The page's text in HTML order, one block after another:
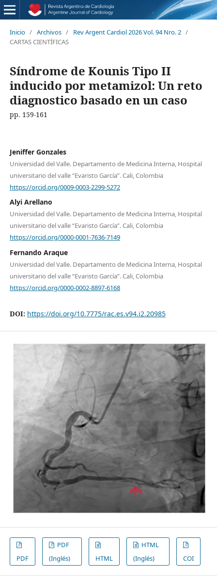
Inicio / Archivos / Rev Argent Cardiol 2026 Vol. 94 Nro. 2 /
CARTAS CIENTÍFICAS
Síndrome de Kounis Tipo II
inducido por metamizol: Un reto
diagnostico basado en un caso
pp. 159-161
Jeniffer Gonzales
Universidad del Valle. Departamento de Medicina Interna, Hospital
universitario del valle “Evaristo García”. Cali, Colombia
https://orcid.org/0009-0003-2299-5272
Alyi Arellano
Universidad del Valle. Departamento de Medicina Interna, Hospital
universitario del valle “Evaristo García”. Cali, Colombia
https://orcid.org/0000-0001-7636-7149
Fernando Araque
Universidad del Valle. Departamento de Medicina Interna, Hospital
universitario del valle “Evaristo García”. Cali, Colombia
https://orcid.org/0000-0002-8897-6168
DOI: https://doi.org/10.7775/rac.es.v94.i2.20985
PDF
PDF
(Inglés)
HTML
HTML
(Inglés)
COI